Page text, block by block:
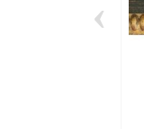
‹